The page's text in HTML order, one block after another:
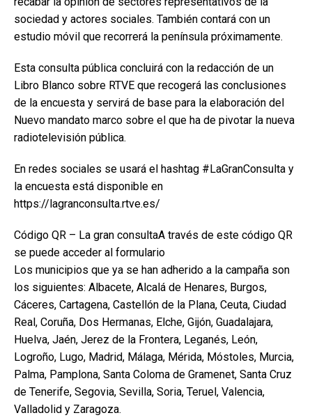
sociedad y actores sociales. También contará con un
estudio móvil que recorrerá la península próximamente.
Esta consulta pública concluirá con la redacción de un
Libro Blanco sobre RTVE que recogerá las conclusiones
de la encuesta y servirá de base para la elaboración del
Nuevo mandato marco sobre el que ha de pivotar la nueva
radiotelevisión pública.
En redes sociales se usará el hashtag #LaGranConsulta y
la encuesta está disponible en
https://lagranconsulta.rtve.es/
Código QR – La gran consultaA través de este código QR
se puede acceder al formulario
Los municipios que ya se han adherido a la campaña son
los siguientes: Albacete, Alcalá de Henares, Burgos,
Cáceres, Cartagena, Castellón de la Plana, Ceuta, Ciudad
Real, Coruña, Dos Hermanas, Elche, Gijón, Guadalajara,
Huelva, Jaén, Jerez de la Frontera, Leganés, León,
Logroño, Lugo, Madrid, Málaga, Mérida, Móstoles, Murcia,
Palma, Pamplona, Santa Coloma de Gramenet, Santa Cruz
de Tenerife, Segovia, Sevilla, Soria, Teruel, Valencia,
Valladolid y Zaragoza.